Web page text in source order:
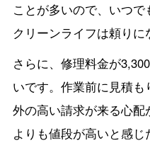
ことが多いので、いつ
クリーンライフは頼りに
さらに、修理料金が
いです。作業前に見積
外の高い請求が来る心
よりも値段が高いと感